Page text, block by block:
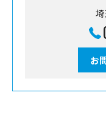
埼
お